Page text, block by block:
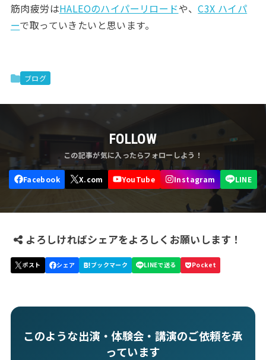
筋肉疲労はHALEOのハイパーリロードや、C3X ハイパ
ーで取っていきたいと思います。
ブログ
FOLLOW
よろしければシェアをよろしくお願いします！
このような出演・体験会・講演のご依頼を承
っています